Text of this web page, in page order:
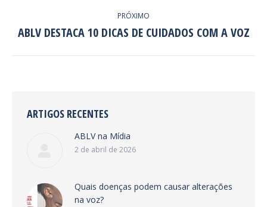
PRÓXIMO
Próximo
ABLV DESTACA 10 DICAS DE CUIDADOS COM A VOZ
ARTIGOS RECENTES
ABLV na Mídia
2 de abril de 2026
Quais doenças podem causar alterações
na voz?